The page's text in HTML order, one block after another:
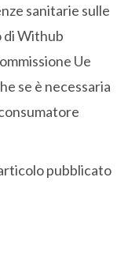
sanitarie sulle
di Withub
Ue
se è necessaria
pubblicato